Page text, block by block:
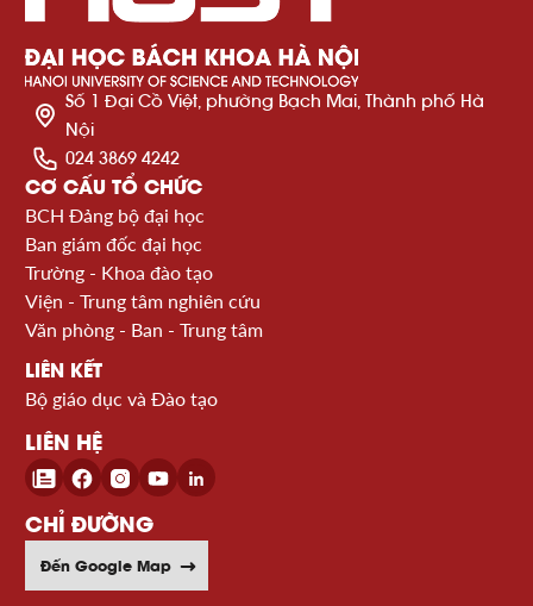
Số 1 Đại Cồ Việt, phường Bạch Mai, Thành phố Hà
Nội
024 3869 4242
CƠ CẤU TỔ CHỨC
BCH Đảng bộ đại học
Ban giám đốc đại học
Trường - Khoa đào tạo
Viện - Trung tâm nghiên cứu
Văn phòng - Ban - Trung tâm
LIÊN KẾT
Bộ giáo dục và Đào tạo
LIÊN HỆ
CHỈ ĐƯỜNG
Đến Google Map